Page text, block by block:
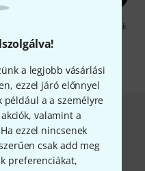
a legjobb vásárlási
ezzel járó előnnyel
például a a személyre
valamint a
ezzel nincsenek
csak add meg
preferenciákat,
hogy e-mailben küldjünk
erről. A hírlevélről további
guideline-ben talál.